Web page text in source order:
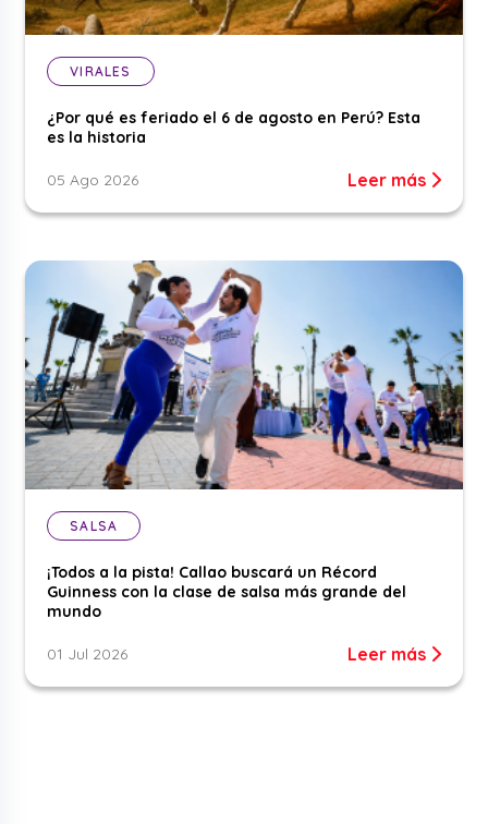
VIRALES
¿Por qué es feriado el 6 de agosto en Perú? Esta
es la historia
05 Ago 2026 Leer más
SALSA
¡Todos a la pista! Callao buscará un Récord
Guinness con la clase de salsa más grande del
mundo
01 Jul 2026 Leer más